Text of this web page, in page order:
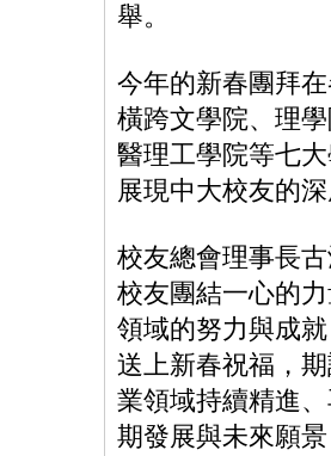
舉。
今年的新春團拜
橫跨文學院、理
醫理工學院等七
展現中大校友的
校友總會理事長
校友團結一心的
領域的努力與成
送上新春祝福，
業領域持續精進
期發展與未來願